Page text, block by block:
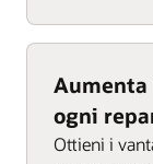
Aumenta
ogni
Ottieni i